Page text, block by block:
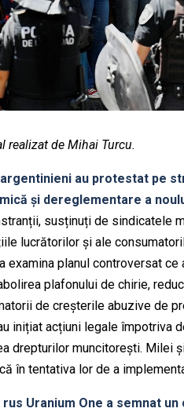
realizat de Mihai Turcu.
au protestat pe
și dereglementare a
susținuți de sindicatele
lucrătorilor și ale
examina planul controversat
plafonului de chirie,
de creșterile abuzive de
inițiat acțiuni legale împotriva
drepturilor muncitorești. Milei
în tentativa lor de a
rus Uranium One a semnat